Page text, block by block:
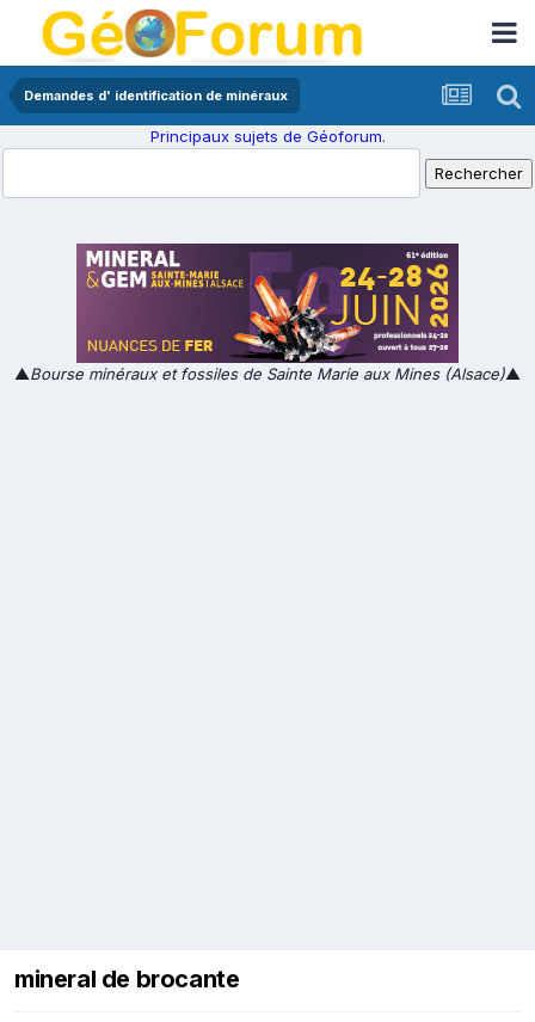
Demandes d' identification de minéraux
Principaux sujets de Géoforum.
▲Bourse minéraux et fossiles de Sainte Marie aux Mines (Alsace)▲
mineral de brocante